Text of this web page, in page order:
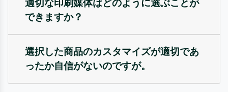
適切な印刷媒体はどのように選ぶことが
できますか？
選択した商品のカスタマイズが適切であ
ったか自信がないのですが。